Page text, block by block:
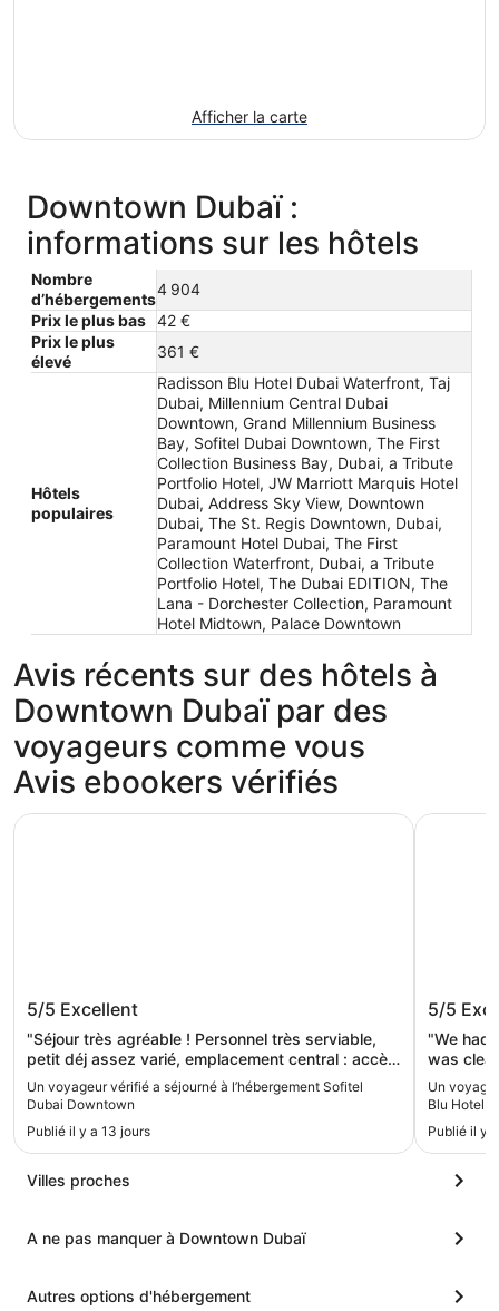
Afficher la carte
Downtown Dubaï :
informations sur les hôtels
Nombre
d’hébergements
4 904
Prix le plus bas 42 €
Prix le plus
élevé
361 €
Hôtels
populaires
Radisson Blu Hotel Dubai Waterfront, Taj
Dubai, Millennium Central Dubai
Downtown, Grand Millennium Business
Bay, Sofitel Dubai Downtown, The First
Collection Business Bay, Dubai, a Tribute
Portfolio Hotel, JW Marriott Marquis Hotel
Dubai, Address Sky View, Downtown
Dubai, The St. Regis Downtown, Dubai,
Paramount Hotel Dubai, The First
Collection Waterfront, Dubai, a Tribute
Portfolio Hotel, The Dubai EDITION, The
Lana - Dorchester Collection, Paramount
Hotel Midtown, Palace Downtown
Avis récents sur des hôtels à
Downtown Dubaï par des
voyageurs comme vous
Avis ebookers vérifiés
Sofitel Dubai Downtown
5/5 Excellent
"Séjour très agréable ! Personnel très serviable,
petit déj assez varié, emplacement central : accès
Dubai Mall à pied !"
Un voyageur vérifié a séjourné à l’hébergement Sofitel
Dubai Downtown
Publié il y a 13 jours
Sofitel Dubai Downtown
5/5
"We had
was
the
stay
moment
are
Un
Blu Hotel
Publié il y
Villes proches
A ne pas manquer à Downtown Dubaï
Autres options d'hébergement